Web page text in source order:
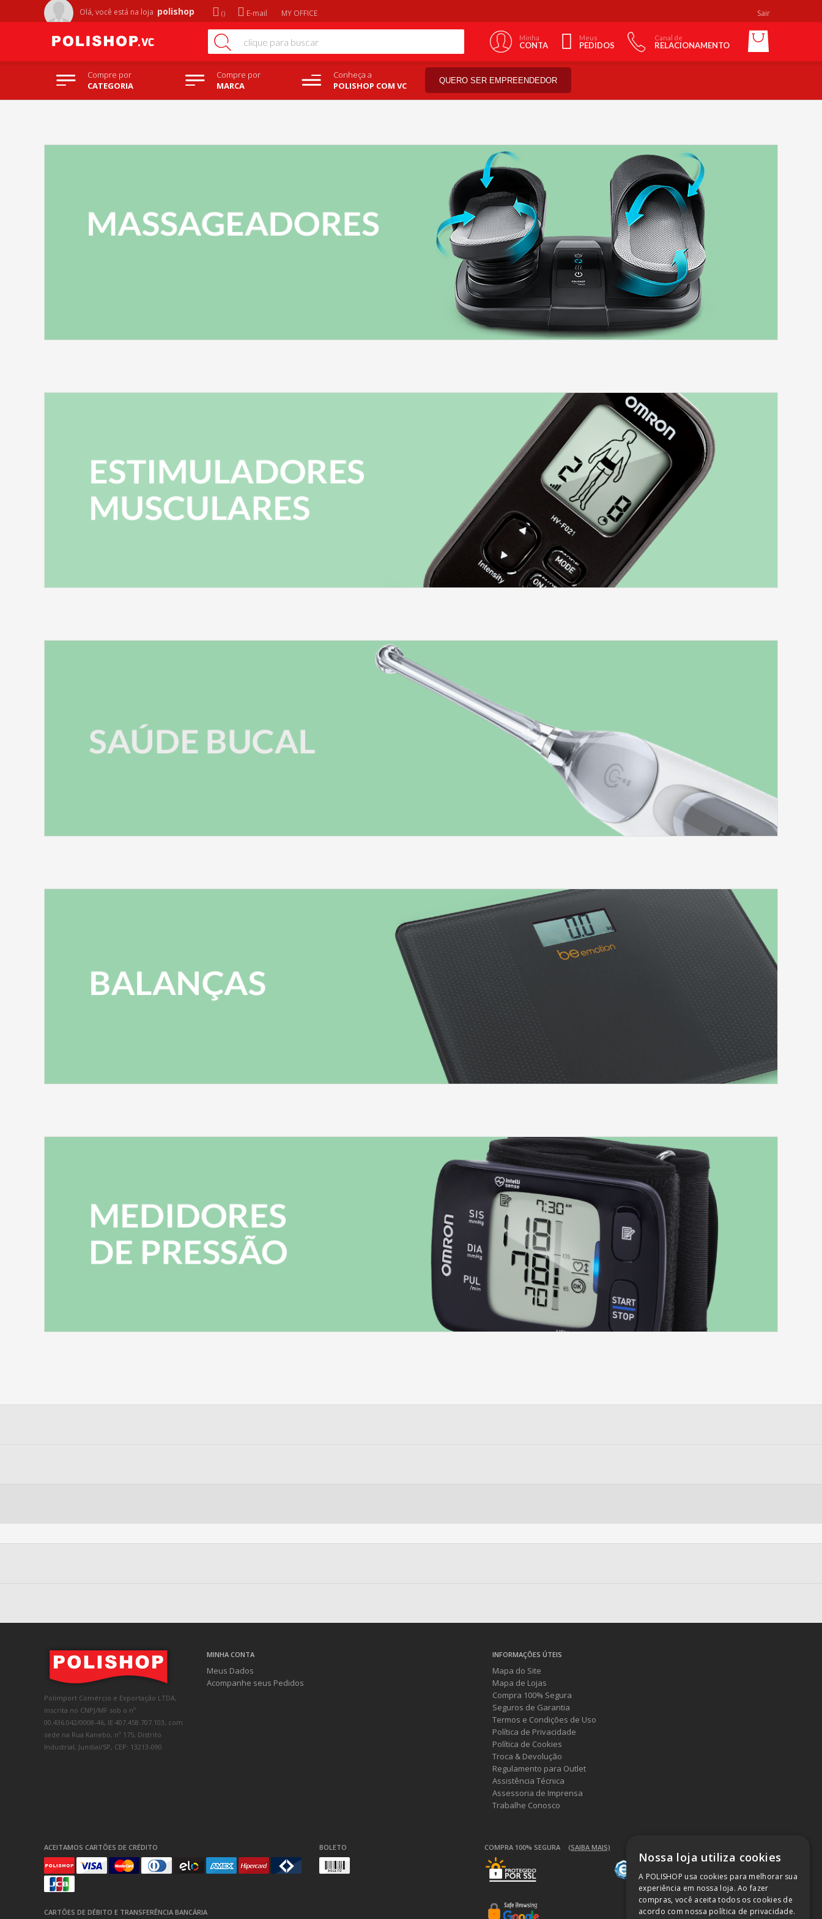
Olá, você está na loja polishop E-mail MY OFFICE Sair
Minha
CONTA
Meus
PEDIDOS
Canal de
RELACIONAMENTO
Compre por
CATEGORIA
Compre por
MARCA
Conheça a
POLISHOP COM VC
QUERO SER EMPREENDEDOR
Polimport Comércio e Exportação LTDA,
inscrita no CNPJ/MF sob o nº
00.436.042/0008-46, IE 407.458.707.103, com
sede na Rua Kanebo, nº 175, Distrito
Industrial, Jundiaí/SP, CEP: 13213-090
MINHA CONTA
Meus Dados
Acompanhe seus Pedidos
INFORMAÇÕES ÚTEIS
Mapa do Site
Mapa de Lojas
Compra 100% Segura
Seguros de Garantia
Termos e Condições de Uso
Política de Privacidade
Política de Cookies
Troca & Devolução
Regulamento para Outlet
Assistência Técnica
Assessoria de Imprensa
Trabalhe Conosco
ACEITAMOS CARTÕES DE CRÉDITO
CARTÕES DE DÉBITO E TRANSFERÊNCIA BANCÁRIA
BOLETO COMPRA 100% SEGURA (SAIBA MAIS)
Nossa loja utiliza cookies
A POLISHOP usa cookies para melhorar sua
experiência em nossa loja. Ao fazer
compras, você aceita todos os cookies de
acordo com nossa política de privacidade.